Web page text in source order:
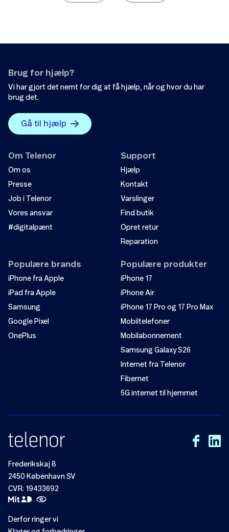
Find din pukkode
Har du mistet din iPad
Send din iPad til reparation
Tilslut trådløst netværk
Opgrader software
Gendan din iPad
Der er ikke nok eksempler.
Oplysningerne løser ikke mit problem.
Send
Brug for hjælp?
Vi har gjort det nemt for dig at få hjælp, når og hvor du har
brug det.
Gå til hjælp
Om Telenor
Om os
Presse
Job i Telenor
Vores ansvar
#digitalpænt
Support
Hjælp
Kontakt
Varslinger
Find butik
Opret retur
Reparation
Populære brands
iPhone fra Apple
iPad fra Apple
Samsung
Google Pixel
OnePlus
Populære produkter
iPhone 17
iPhone Air
iPhone 17 Pro og 17 Pro Max
Mobiltelefoner
Mobilabonnement
Samsung Galaxy S26
Internet fra Telenor
Fibernet
5G internet til hjemmet
Frederikskaj 8
2450 København SV
CVR: 19433692
Derfor ringer vi